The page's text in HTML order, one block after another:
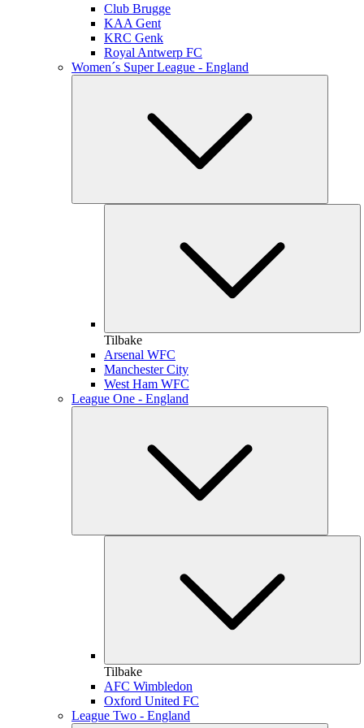
Club Brugge
KAA Gent
KRC Genk
Royal Antwerp FC
Women´s Super League - England
Tilbake
Arsenal WFC
Manchester City
West Ham WFC
League One - England
Tilbake
AFC Wimbledon
Oxford United FC
League Two - England